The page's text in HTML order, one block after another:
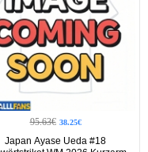
95.63€ 38.25€
Japan Ayase Ueda #18